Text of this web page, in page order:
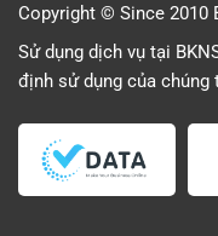
Copyright © Since 2010
Sử dụng dịch vụ tại
định sử dụng của chúng